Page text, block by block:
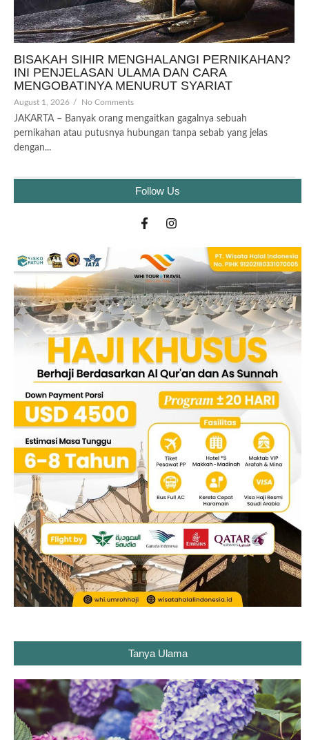
BISAKAH SIHIR MENGHALANGI PERNIKAHAN?
INI PENJELASAN ULAMA DAN CARA
MENGOBATINYA MENURUT SYARIAT
August 1, 2026 / No Comments
JAKARTA – Banyak orang mengaitkan gagalnya sebuah
pernikahan atau putusnya hubungan tanpa sebab yang jelas
dengan...
Follow Us
Tanya Ulama